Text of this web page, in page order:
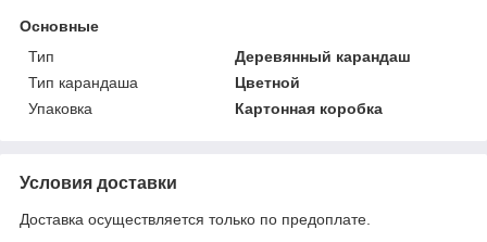
Основные
Тип
Деревянный карандаш
Тип карандаша
Цветной
Упаковка
Картонная коробка
Условия доставки
Доставка осуществляется только по предоплате.